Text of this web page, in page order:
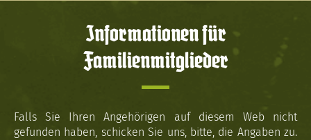
Informationen für
Familienmitglieder
Falls Sie Ihren Angehörigen auf diesem Web nicht
gefunden haben, schicken Sie uns, bitte, die Angaben zu.